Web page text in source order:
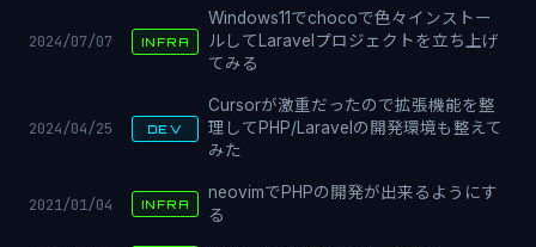
2024/07/07 INFRA
Windows11でchocoで色々インストー
ルしてLaravelプロジェクトを立ち上げ
てみる
2024/04/25 DEV
Cursorが激重だったので拡張機能を整
理してPHP/Laravelの開発環境も整えて
みた
2021/01/04 INFRA
neovimでPHPの開発が出来るようにす
る